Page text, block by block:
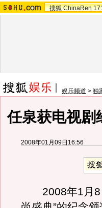
搜狐 ChinaRen
娱乐频道 > 独
任泉获电视剧
2008年01月09日16:56
2008年1月8日